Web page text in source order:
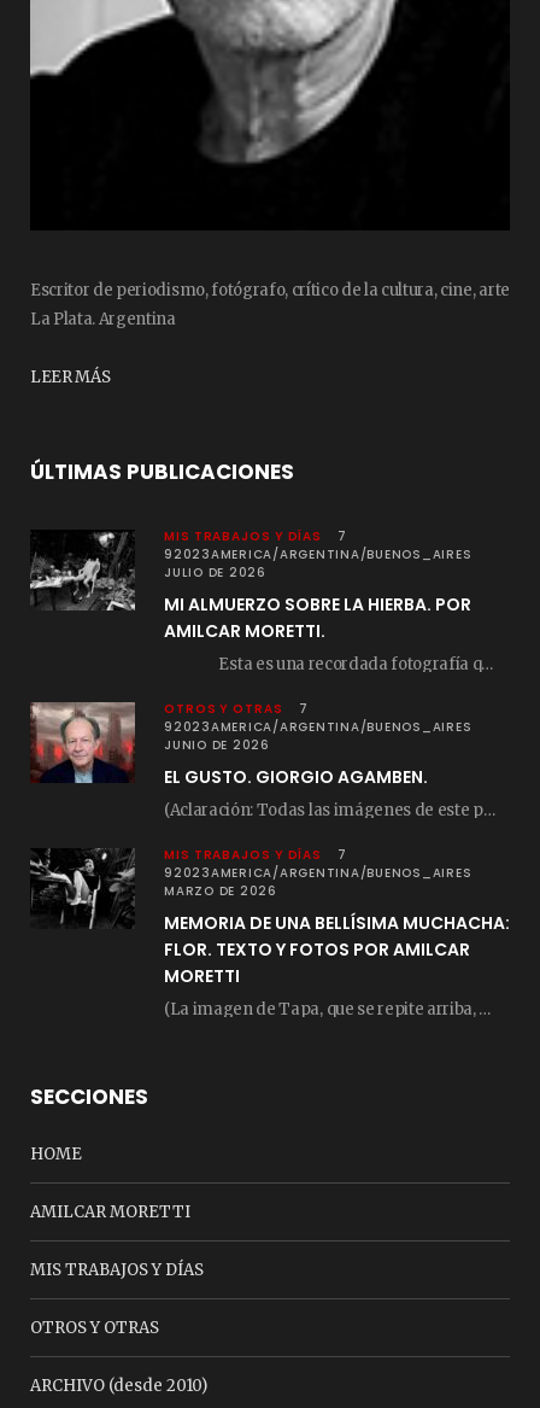
Escritor de periodismo, fotógrafo, crítico de la cultura, cine, arte
La Plata. Argentina
LEER MÁS
ÚLTIMAS PUBLICACIONES
MIS TRABAJOS Y DÍAS
7
92023AMERICA/ARGENTINA/BUENOS_AIRES
JULIO DE 2026
MI ALMUERZO SOBRE LA HIERBA. POR
AMILCAR MORETTI.
Esta es una recordada fotografía que registré…
OTROS Y OTRAS
7
92023AMERICA/ARGENTINA/BUENOS_AIRES
JUNIO DE 2026
EL GUSTO. GIORGIO AGAMBEN.
(Aclaración: Todas las imágenes de este posteo fueron tomadas de Bloghemia.com, y todos los…
MIS TRABAJOS Y DÍAS
7
92023AMERICA/ARGENTINA/BUENOS_AIRES
MARZO DE 2026
MEMORIA DE UNA BELLÍSIMA MUCHACHA:
FLOR. TEXTO Y FOTOS POR AMILCAR
MORETTI
(La imagen de Tapa, que se repite arriba, fue compuesta por Amilcar Moretti el viernes…
SECCIONES
HOME
AMILCAR MORETTI
MIS TRABAJOS Y DÍAS
OTROS Y OTRAS
ARCHIVO (desde 2010)